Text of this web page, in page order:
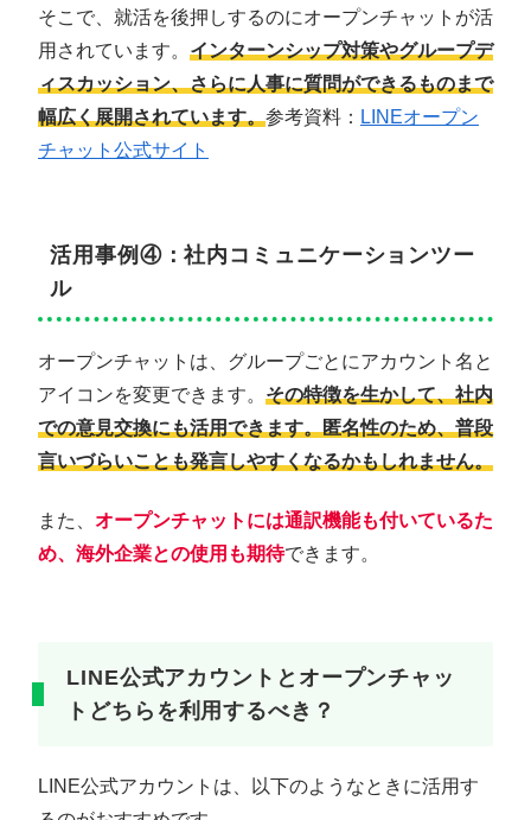
そこで、就活を後押しするのにオープンチャットが活
用されています。 インターンシップ対策やグループデ
ィスカッション、さらに人事に質問ができるものまで
幅広く展開されています。参考資料： LINEオープン
チャット公式サイト
活用事例④：社内コミュニケーションツー
ル
オープンチャットは、グループごとにアカウント名と
アイコンを変更できます。 その特徴を生かして、社内
での意見交換にも活用できます。匿名性のため、普段
言いづらいことも発言しやすくなるかもしれません。
また、 オープンチャットには通訳機能も付いているた
め、海外企業との使用も期待できます。
LINE公式アカウントとオープンチャッ
トどちらを利用するべき？
LINE公式アカウントは、以下のようなときに活用す